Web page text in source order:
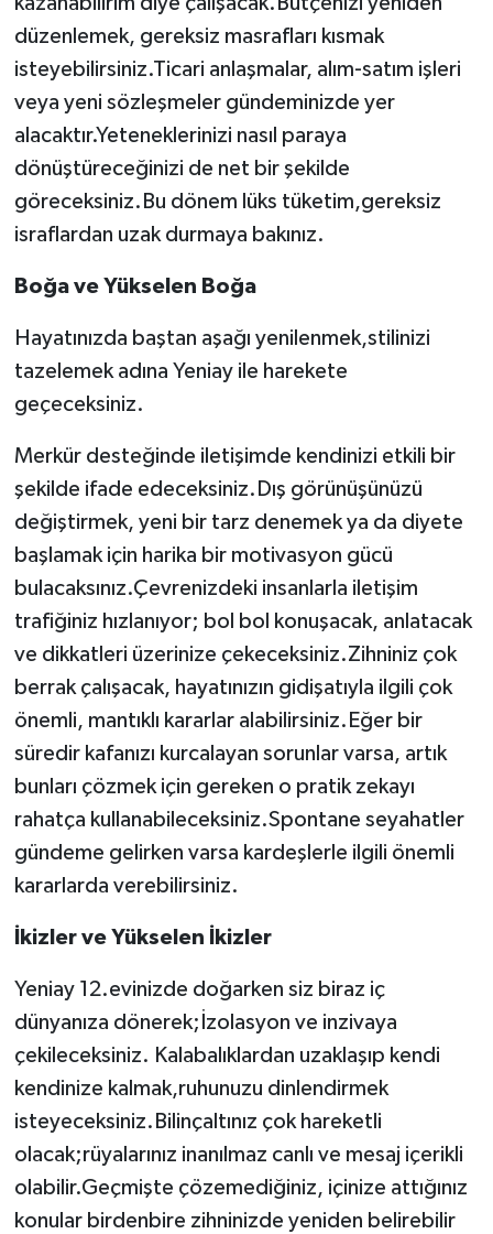
düzenlemek, gereksiz masrafları kısmak
isteyebilirsiniz.Ticari anlaşmalar, alım-satım işleri
veya yeni sözleşmeler gündeminizde yer
alacaktır.Yeteneklerinizi nasıl paraya
dönüştüreceğinizi de net bir şekilde
göreceksiniz.Bu dönem lüks tüketim,gereksiz
israflardan uzak durmaya bakınız.
Boğa ve Yükselen Boğa
Hayatınızda baştan aşağı yenilenmek,stilinizi
tazelemek adına Yeniay ile harekete
geçeceksiniz.
Merkür desteğinde iletişimde kendinizi etkili bir
şekilde ifade edeceksiniz.Dış görünüşünüzü
değiştirmek, yeni bir tarz denemek ya da diyete
başlamak için harika bir motivasyon gücü
bulacaksınız.Çevrenizdeki insanlarla iletişim
trafiğiniz hızlanıyor; bol bol konuşacak, anlatacak
ve dikkatleri üzerinize çekeceksiniz.Zihniniz çok
berrak çalışacak, hayatınızın gidişatıyla ilgili çok
önemli, mantıklı kararlar alabilirsiniz.Eğer bir
süredir kafanızı kurcalayan sorunlar varsa, artık
bunları çözmek için gereken o pratik zekayı
rahatça kullanabileceksiniz.Spontane seyahatler
gündeme gelirken varsa kardeşlerle ilgili önemli
kararlarda verebilirsiniz.
İkizler ve Yükselen İkizler
Yeniay 12.evinizde doğarken siz biraz iç
dünyanıza dönerek;İzolasyon ve inzivaya
çekileceksiniz. Kalabalıklardan uzaklaşıp kendi
kendinize kalmak,ruhunuzu dinlendirmek
isteyeceksiniz.Bilinçaltınız çok hareketli
olacak;rüyalarınız inanılmaz canlı ve mesaj içerikli
olabilir.Geçmişte çözemediğiniz, içinize attığınız
konular birdenbire zihninizde yeniden belirebilir